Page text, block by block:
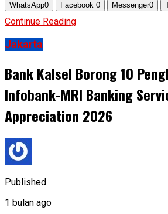
WhatsApp0 Facebook 0 Messenger0
Continue Reading
Jakarta
Bank Kalsel Borong 10
Infobank-MRI Banking
Appreciation 2026
Published
1 bulan ago